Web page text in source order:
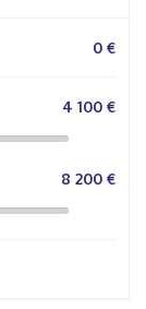
0 €
4 100 €
8 200 €